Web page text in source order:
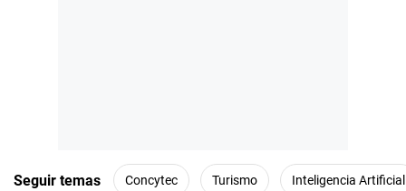
Seguir temas Concytec Turismo Inteligencia Artificial